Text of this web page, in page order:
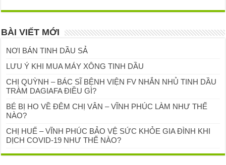
BÀI VIẾT MỚI
NƠI BÁN TINH DẦU SẢ
LƯU Ý KHI MUA MÁY XÔNG TINH DẦU
CHỊ QUỲNH – BÁC SĨ BỆNH VIỆN FV NHẮN NHỦ TINH DẦU
TRÀM DAGIAFA ĐIỀU GÌ?
BÉ BỊ HO VỀ ĐÊM CHỊ VÂN – VĨNH PHÚC LÀM NHƯ THẾ
NÀO?
CHỊ HUẾ – VĨNH PHÚC BẢO VỆ SỨC KHỎE GIA ĐÌNH KHI
DỊCH COVID-19 NHƯ THẾ NÀO?